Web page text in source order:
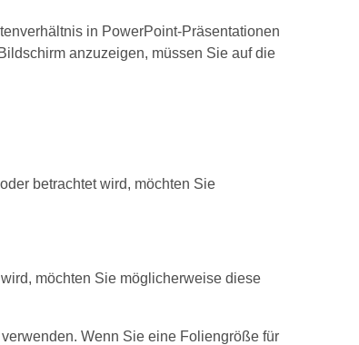
in PowerPoint-Präsentationen
anzuzeigen, müssen Sie auf die
betrachtet wird, möchten Sie
möchten Sie möglicherweise diese
Wenn Sie eine Foliengröße für